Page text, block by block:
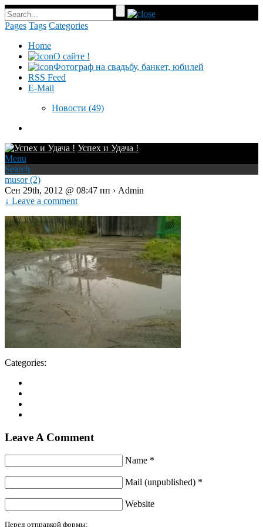
Pages Tags Categories
Home
О сайте !
Фотограф на свадьбу, банкет, юбилей
RSS Feed
E-Mail
Новости (49)
Успех и Удача !
Menu
Search
musor (2)
Сен 29th, 2012 @ 08:47 пп › Admin
↓ Leave a comment
Categories:
Leave A Comment
Name *
Mail (unpublished) *
Website
Перед отправкой формы: